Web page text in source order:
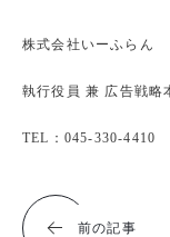
株式会社いーふらん
執行役員 兼 広告戦略
TEL：045-330-4410
前の記事